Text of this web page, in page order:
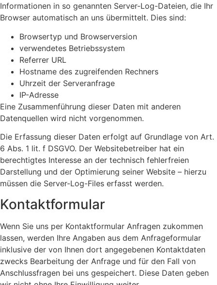
Informationen in so genannten Server-Log-Dateien, die Ihr
Browser automatisch an uns übermittelt. Dies sind:
Browsertyp und Browserversion
verwendetes Betriebssystem
Referrer URL
Hostname des zugreifenden Rechners
Uhrzeit der Serveranfrage
IP-Adresse
Eine Zusammenführung dieser Daten mit anderen
Datenquellen wird nicht vorgenommen.
Die Erfassung dieser Daten erfolgt auf Grundlage von Art.
6 Abs. 1 lit. f DSGVO. Der Websitebetreiber hat ein
berechtigtes Interesse an der technisch fehlerfreien
Darstellung und der Optimierung seiner Website – hierzu
müssen die Server-Log-Files erfasst werden.
Kontaktformular
Wenn Sie uns per Kontaktformular Anfragen zukommen
lassen, werden Ihre Angaben aus dem Anfrageformular
inklusive der von Ihnen dort angegebenen Kontaktdaten
zwecks Bearbeitung der Anfrage und für den Fall von
Anschlussfragen bei uns gespeichert. Diese Daten geben